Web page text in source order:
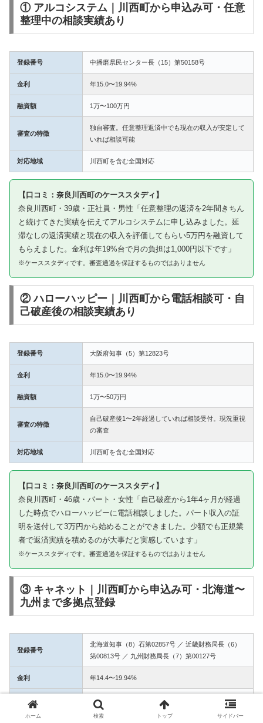
① アルコシステム｜川西町から申込み可・任意
整理中の相談実績あり
登録番号 中播磨県民センター長（15）第50158号
金利 年15.0〜19.94%
融資額 1万〜100万円
審査の特徴
独自審査。任意整理返済中でも現在の収入が安定して
いれば相談可能
対応地域 川西町を含む全国対応
【口コミ：奈良川西町のケーススタディ】
奈良川西町・39歳・正社員・男性「任意整理の返済を2年間きちん
と続けてきた実績を伝えてアルコシステムに申し込みました。延
滞なしの返済実績と現在の収入を評価してもらい5万円を融資して
もらえました。金利は年19%台で月の負担は1,000円以下です」
※ケーススタディです。審査通過を保証するものではありません
② ハローハッピー｜川西町から電話相談可・自
己破産後の相談実績あり
登録番号 大阪府知事（5）第12823号
金利 年15.0〜19.94%
融資額 1万〜50万円
審査の特徴
自己破産後1〜2年経過していれば相談受付。現況重視
の審査
対応地域 川西町を含む全国対応
【口コミ：奈良川西町のケーススタディ】
奈良川西町・46歳・パート・女性「自己破産から1年4ヶ月が経過
した時点でハローハッピーに電話相談しました。パート収入の証
明を送付して3万円から始めることができました。少額でも正規業
者で返済実績を積めるのが大事だと実感しています」
※ケーススタディです。審査通過を保証するものではありません
③ キャネット｜川西町から申込み可・北海道〜
九州まで多拠点登録
登録番号
北海道知事（8）石第02857号 ／ 近畿財務局長（6）
第00813号 ／ 九州財務局長（7）第00127号
金利 年14.4〜19.94%
融資額 1万〜50万円
ホーム 検索 トップ サイドバー